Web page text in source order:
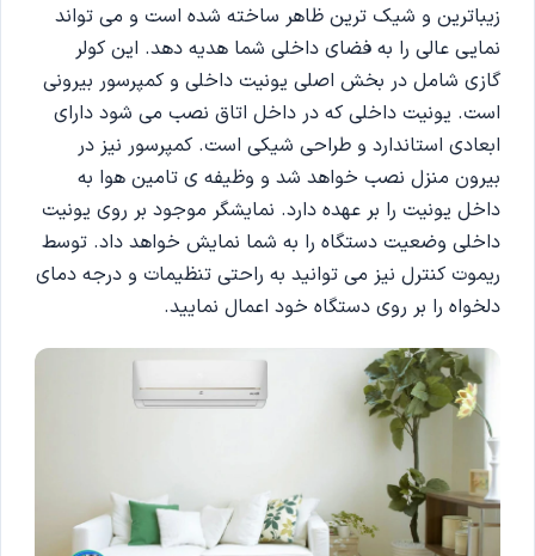
زیباترین و شیک ترین ظاهر ساخته شده است و می تواند
نمایی عالی را به فضای داخلی شما هدیه دهد. این کولر
گازی شامل در بخش اصلی یونیت داخلی و کمپرسور بیرونی
است. یونیت داخلی که در داخل اتاق نصب می شود دارای
ابعادی استاندارد و طراحی شیکی است. کمپرسور نیز در
بیرون منزل نصب خواهد شد و وظیفه ی تامین هوا به
داخل یونیت را بر عهده دارد. نمایشگر موجود بر روی یونیت
داخلی وضعیت دستگاه را به شما نمایش خواهد داد. توسط
ریموت کنترل نیز می توانید به راحتی تنظیمات و درجه دمای
دلخواه را بر روی دستگاه خود اعمال نمایید.